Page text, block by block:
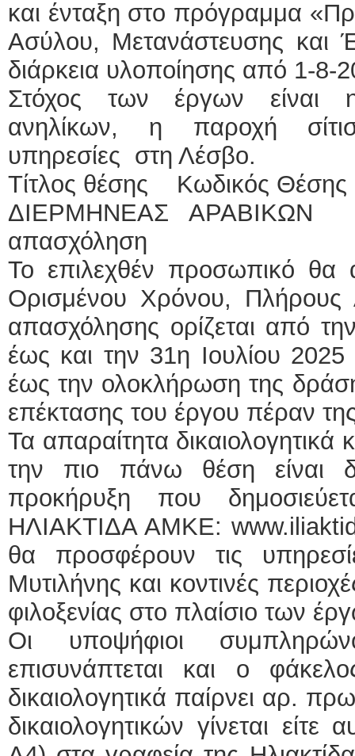
και ένταξη στο πρόγραμμα
Ασύλου, Μετανάστευσης και
διάρκεια υλοποίησης από 1-8-
Στόχος των έργων είναι
ανηλίκων, η παροχή
υπηρεσίες στη Λέσβο.
Τίτλος θέσης Κωδικός
ΔΙΕΡΜΗΝΕΑΣ
απασχόληση
Το επιλεχθέν προσωπικό θα
Ορισμένου Χρόνου, Πλήρους
απασχόλησης ορίζεται από
έως και την 31η Ιουλίου
έως την ολοκλήρωση της
επέκτασης του έργου πέραν
Τα απαραίτητα
την πιο πάνω θέση είναι
προκήρυξη που
ΗΛΙΑΚΤΙΔΑ ΑΜΚΕ:
θα προσφέρουν τις
Μυτιλήνης και κοντινές
φιλοξενίας στο πλαίσιο των
Οι υποψήφιοι
επισυνάπτεται και ο
δικαιολογητικά παίρνει αρ.
δικαιολογητικών γίνεται